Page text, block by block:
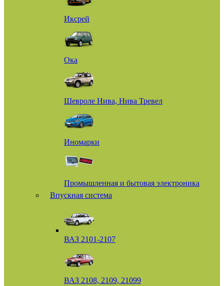
Иксрей
Ока
Шевроле Нива, Нива Тревел
Иномарки
Промышленная и бытовая электроника
Впускная система
ВАЗ 2101-2107
ВАЗ 2108, 2109, 21099